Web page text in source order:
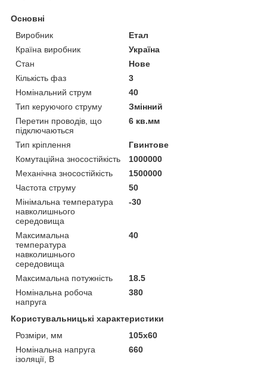
Основні
Виробник
Етал
Країна виробник
Україна
Стан
Нове
Кількість фаз
3
Номінальний струм
40
Тип керуючого струму
Змінний
Перетин проводів, що
підключаються
6 кв.мм
Тип кріплення
Гвинтове
Комутаційна зносостійкість
1000000
Механічна зносостійкість
1500000
Частота струму
50
Мінімальна температура
навколишнього
середовища
-30
Максимальна
температура
навколишнього
середовища
40
Максимальна потужність
18.5
Номінальна робоча
напруга
380
Користувальницькі характеристики
Розміри, мм
105х60
Номінальна напруга
ізоляції, В
660